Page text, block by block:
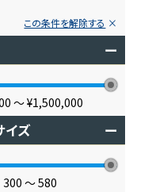
この条件を解除する
ー
〜¥1,500,000
イズ ー
300 〜580